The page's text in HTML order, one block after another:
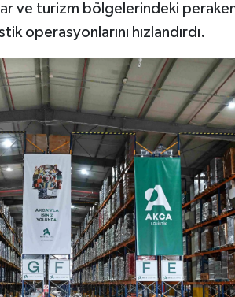
ve turizm bölgelerindeki
operasyonlarını hızlandırdı.